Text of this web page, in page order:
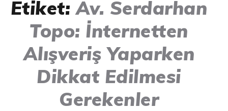
Etiket:Av. Serdarhan
Topo: İnternetten
Alışveriş Yaparken
Dikkat Edilmesi
Gerekenler